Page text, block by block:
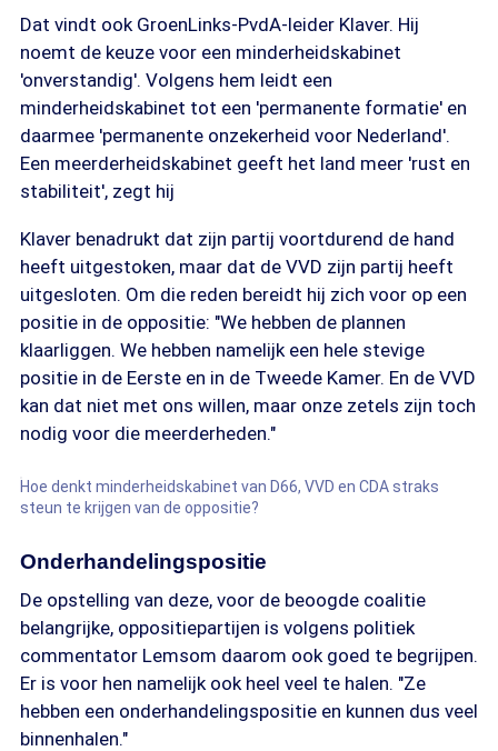
Dat vindt ook GroenLinks-PvdA-leider Klaver. Hij
noemt de keuze voor een minderheidskabinet
'onverstandig'. Volgens hem leidt een
minderheidskabinet tot een 'permanente formatie' en
daarmee 'permanente onzekerheid voor Nederland'.
Een meerderheidskabinet geeft het land meer 'rust en
stabiliteit', zegt hij
Klaver benadrukt dat zijn partij voortdurend de hand
heeft uitgestoken, maar dat de VVD zijn partij heeft
uitgesloten. Om die reden bereidt hij zich voor op een
positie in de oppositie: "We hebben de plannen
klaarliggen. We hebben namelijk een hele stevige
positie in de Eerste en in de Tweede Kamer. En de VVD
kan dat niet met ons willen, maar onze zetels zijn toch
nodig voor die meerderheden."
Hoe denkt minderheidskabinet van D66, VVD en CDA straks
steun te krijgen van de oppositie?
Onderhandelingspositie
De opstelling van deze, voor de beoogde coalitie
belangrijke, oppositiepartijen is volgens politiek
commentator Lemsom daarom ook goed te begrijpen.
Er is voor hen namelijk ook heel veel te halen. "Ze
hebben een onderhandelingspositie en kunnen dus veel
binnenhalen."